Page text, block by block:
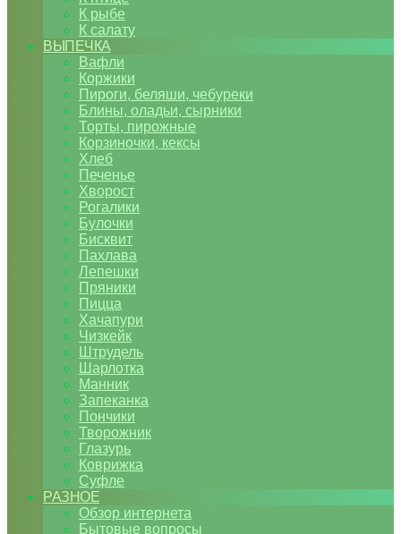
К рыбе
К салату
ВЫПЕЧКА
Вафли
Коржики
Пироги, беляши, чебуреки
Блины, оладьи, сырники
Торты, пирожные
Корзиночки, кексы
Хлеб
Печенье
Хворост
Рогалики
Булочки
Бисквит
Пахлава
Лепешки
Пряники
Пицца
Хачапури
Чизкейк
Штрудель
Шарлотка
Манник
Запеканка
Пончики
Творожник
Глазурь
Коврижка
Суфле
РАЗНОЕ
Обзор интернета
Бытовые вопросы